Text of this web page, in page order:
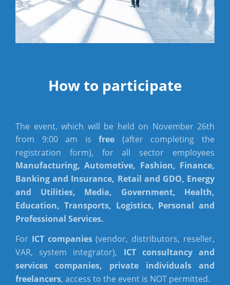
How to participate
The event, which will be held on November 26th
from 9:00 am isfree (after completing the
registration form), for all sector employees
Manufacturing, Automotive, Fashion, Finance,
Banking and Insurance, Retail and GDO, Energy
and Utilities, Media, Government, Health,
Education, Transports, Logistics, Personal and
Professional Services.
For ICT companies(vendor, distributors, reseller,
VAR, system integrator), ICT consultancy and
services companies, private individuals and
freelancers, access to the event is NOT permitted.